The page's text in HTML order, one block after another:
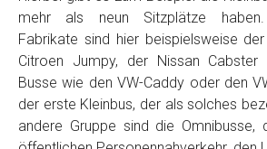
mehr als neun Sitzplätze haben.
Fabrikate sind hier beispielsweise
Citroen Jumpy, der Nissan Cabster
Busse wie den VW-Caddy oder den
der erste Kleinbus, der als solches
andere Gruppe sind die Omnibusse,